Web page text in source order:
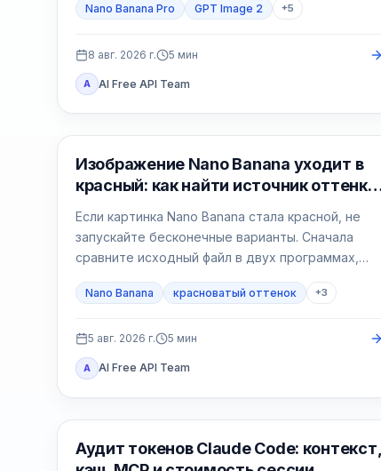
изображение проверяйте в обеих моделях.
Nano Banana Pro GPT Image 2 +5
8 авг. 2026 г. 5 мин
A AI Free API Team
Генерация изображений ИИ
Изображение Nano Banana уходит в
красный: как найти источник оттенка
и исправить его
Если картинка Nano Banana стала красной, не
запускайте бесконечные варианты. Сначала
сравните исходный файл в двух программах,
референса и возвращайте условия по одному.
Nano Banana красноватый оттенок +3
5 авг. 2026 г. 5 мин
A AI Free API Team
Claude Code
Аудит токенов Claude Code: контекст,